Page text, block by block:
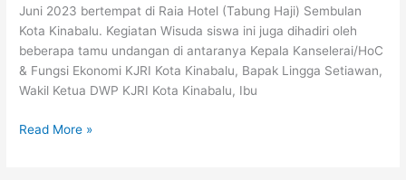
Juni 2023 bertempat di Raia Hotel (Tabung Haji) Sembulan
Kota Kinabalu. Kegiatan Wisuda siswa ini juga dihadiri oleh
beberapa tamu undangan di antaranya Kepala Kanselerai/HoC
& Fungsi Ekonomi KJRI Kota Kinabalu, Bapak Lingga Setiawan,
Wakil Ketua DWP KJRI Kota Kinabalu, Ibu
Read More »